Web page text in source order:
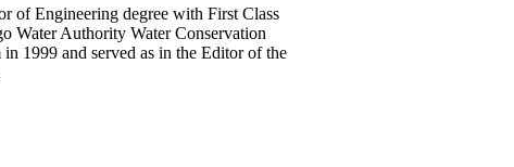
of Engineering degree with First Class
Water Authority Water Conservation
1999 and served as in the Editor of the